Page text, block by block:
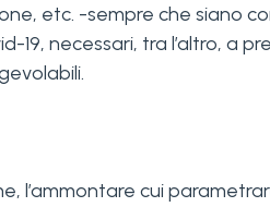
etc. -sempre che siano
necessari, tra l’altro, a
cui